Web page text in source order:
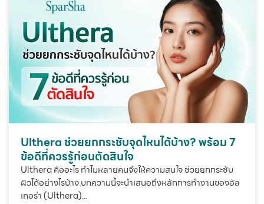
Ulthera ช่วยยกกระชับจุดไหนได้บ้าง? พร้อม 7
ข้อดีที่ควรรู้ก่อนตัดสินใจ
Ulthera คืออะไร ทำไมหลายคนจึงให้ความสนใจ ช่วยยกกระชับ
ผิวได้อย่างไรบ้าง บทความนี้จะนำเสนอถึงหลักการทำงานของอัล
เทอร่า (Ulthera)...